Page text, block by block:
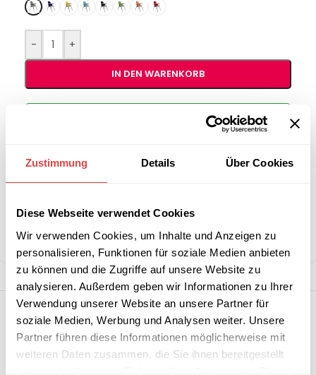
Zustimmung Details Über Cookies
Diese Webseite verwendet Cookies
Wir verwenden Cookies, um Inhalte und Anzeigen zu
personalisieren, Funktionen für soziale Medien anbieten
zu können und die Zugriffe auf unsere Website zu
analysieren. Außerdem geben wir Informationen zu Ihrer
Verwendung unserer Website an unsere Partner für
soziale Medien, Werbung und Analysen weiter. Unsere
Partner führen diese Informationen möglicherweise mit
weiteren Daten zusammen, die Sie ihnen bereitgestellt
- +
IN DEN WARENKORB
B2B-Angebot
anfordern
Marke:Gastro Uzal
Teilen: